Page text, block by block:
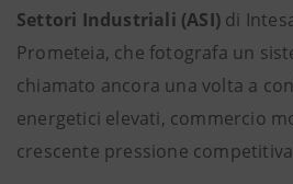
Settori Industriali (ASI) di
Prometeia, che fotografa un
chiamato ancora una volta a
energetici elevati, commercio
crescente pressione